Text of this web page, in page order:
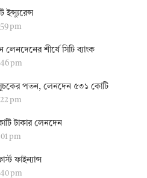
ইন্স্যুরেন্স
pm
লেনদেনের শীর্ষে সিটি ব্যাংক
pm
সূচকের পতন, লেনদেন ৫৩১ কোটি
pm
টাকার লেনদেন
pm
ফাইন্যান্স
pm